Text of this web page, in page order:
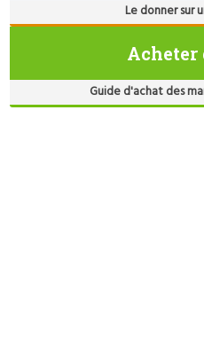
Le donner sur
Acheter
Guide d'achat des